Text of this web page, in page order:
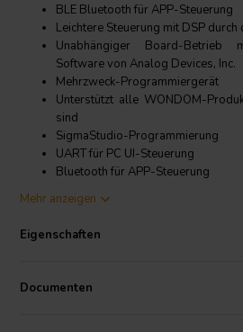
BLE Bluetooth für APP-Steuerung
Leichtere Steuerung mit DSP
Unabhängiger Board-
Software von Analog Devices, Inc.
Mehrzweck-Programmiergerät
Unterstützt alle WONDOM-
sind
SigmaStudio-Programmierung
UART für PC UI-Steuerung
Bluetooth für APP-Steuerung
Online-Firmware-Aktualisierung
Fernsteuerung von Audiosystemen
Details zum Produkt
Bluetooth für APP-Steuerung - ICP5
Mehr anzeigen
Eigenschaften
Documenten